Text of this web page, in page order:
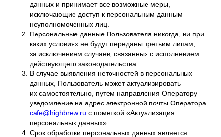
данных и принимает все возможные меры,
исключающие доступ к персональным данным
неуполномоченных лиц.
Персональные данные Пользователя никогда, ни при
каких условиях не будут переданы третьим лицам,
за исключением случаев, связанных с исполнением
действующего законодательства.
В случае выявления неточностей в персональных
данных, Пользователь может актуализировать
их самостоятельно, путем направления Оператору
уведомление на адрес электронной почты Оператора
cafe@highbrew.ru с пометкой «Актуализация
персональных данных».
Срок обработки персональных данных является